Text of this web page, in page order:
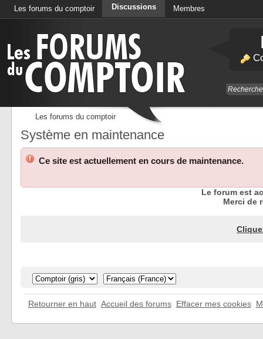
Les forums du comptoir Discussions Membres
Les forums du comptoir
Système en maintenance
Ce site est actuellement en cours de maintenance.
Le forum est
Merci de
Retourner en haut Accueil des forums Effacer mes cookies